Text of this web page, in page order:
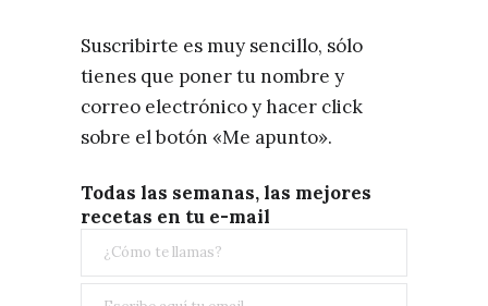
Suscribirte es muy sencillo, sólo
tienes que poner tu nombre y
correo electrónico y hacer click
sobre el botón «Me apunto».
Todas las semanas, las mejores
recetas en tu e-mail